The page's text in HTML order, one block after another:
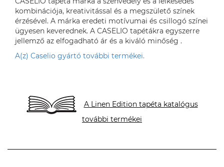
kombinációja, kreativitással és a megszülető színek
érzésével. A márka eredeti motívumai és csillogó színei
ügyesen keverednek. A CASELIO tapétákra egyszerre
jellemző az elfogadható ár és a kiváló minőség .
A(z) Caselio gyártó további termékei.
A Linen Edition tapéta katalógus
további termékei